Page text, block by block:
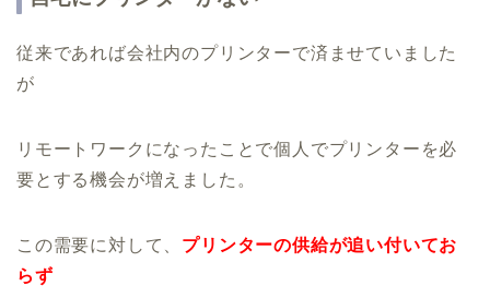
従来であれば会社内のプリンターで済ませていました
が
リモートワークになったことで個人でプリンターを必
要とする機会が増えました。
この需要に対して、 プリンターの供給が追い付いてお
らず